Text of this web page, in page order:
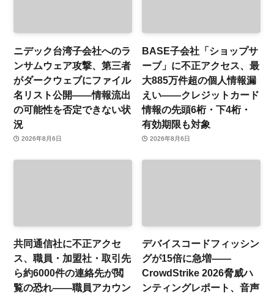
ニデック台湾子会社へのラ
ンサムウェア攻撃、第三者
がダークウェブにファイル
名リスト公開——情報流出
の可能性を否定できない状
況
2026年8月6日
BASE子会社「ショップサ
ーブ」に不正アクセス、最
大885万件超の個人情報漏
えい——クレジットカード
情報の先頭6桁・下4桁・
有効期限も対象
2026年8月6日
共同通信社に不正アクセ
ス、職員・加盟社・取引先
ら約6000件の連絡先が閲
覧の恐れ——職員アカウン
デバイスコードフィッシン
グが15倍に急増——
CrowdStrike 2026脅威ハ
ンティングレポート、音声